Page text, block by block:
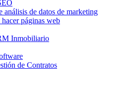
análisis de datos de marketing
páginas web
Inmobiliario
de Contratos